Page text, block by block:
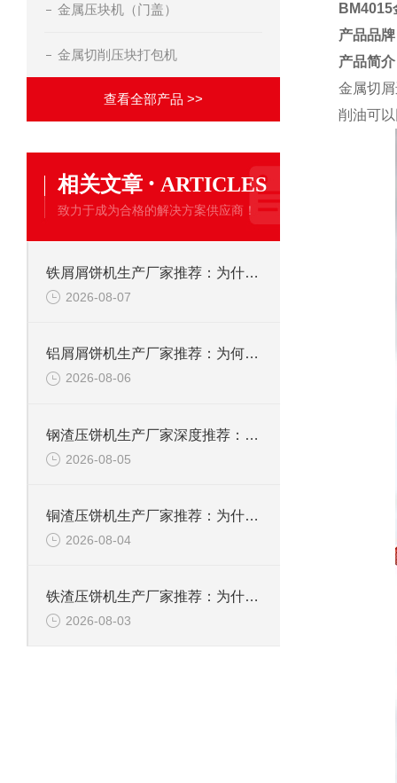
金属压块机（门盖）
金属切削压块打包机
查看全部产品 >>
相关文章 · ARTICLES
致力于成为合格的解决方案供应商！
铁屑屑饼机生产厂家推荐：为什么恩派特是您的优选伙伴
2026-08-07
铝屑屑饼机生产厂家推荐：为何恩派特成为金属回收行业的“隐形优选”？
2026-08-06
钢渣压饼机生产厂家深度推荐：为何恩派特成为高净值产线的优选
2026-08-05
铜渣压饼机生产厂家推荐：为什么恩派特成为众多企业的信赖？
2026-08-04
铁渣压饼机生产厂家推荐：为什么恩派特成为众多企业的优选？
2026-08-03
BM4015
产品品
产品简
金属切
削油可